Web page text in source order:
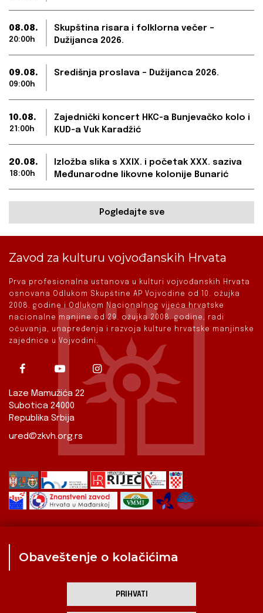
08.08.
20:00h
Skupština risara i folklorna večer –
Dužijanca 2026.
09.08.
09:00h
Središnja proslava – Dužijanca 2026.
10.08.
21:00h
Zajednički koncert HKC-a Bunjevačko kolo i
KUD-a Vuk Karadžić
20.08.
18:00h
Izložba slika s XXIX. i početak XXX. saziva
Međunarodne likovne kolonije Bunarić
Pogledajte sve
Zavod za kulturu vojvođanskih Hrvata
Prva profesionalna ustanova u kulturi vojvođanskih Hrvata
osnovana Odlukom Skupštine AP Vojvodine od 10. ožujka
2008. godine i Odlukom Nacionalnog vijeća hrvatske
nacionalne manjine od 29. ožujka 2008. godine, radi
očuvanja, unapređenja i razvoja kulture hrvatske manjinske
zajednice u Vojvodini.
Laze Mamužića 22
Subotica 24000
Republika Srbija
ured@zkvh.org.rs
Kulturna scena
Obaveštenje o kolačićima
PRIHVATI